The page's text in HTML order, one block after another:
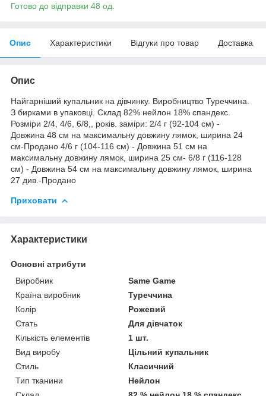
Готово до відправки 48 од.
Опис Характеристики Відгуки про товар Доставка
Опис
Найгарніший купальник на дівчинку. Виробництво Туреччина.
З бирками в упаковці. Склад 82% нейлон 18% спандекс.
Розміри 2/4, 4/6, 6/8,, років. заміри: 2/4 г (92-104 см) -
Довжина 48 см на максимальну довжину лямок, ширина 24
см-Продано 4/6 г (104-116 см) - Довжина 51 см на
максимальну довжину лямок, ширина 25 см- 6/8 г (116-128
см) - Довжина 54 см на максимальну довжину лямок, ширина
27 див.-Продано
Приховати
Характеристики
Основні атрибути
Виробник
Same Game
Країна виробник
Туреччина
Колір
Рожевий
Стать
Для дівчаток
Кількість елементів
1 шт.
Вид виробу
Цільний купальник
Стиль
Класичний
Тип тканини
Нейлон